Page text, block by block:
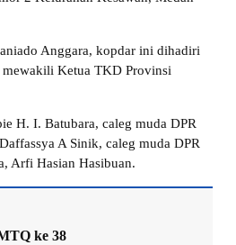
Anggara, kopdar ini dihadiri
Ketua TKD Provinsi
H. I. Batubara, caleg muda DPR
A Sinik, caleg muda DPR
Arfi Hasian Hasibuan.
ke 38